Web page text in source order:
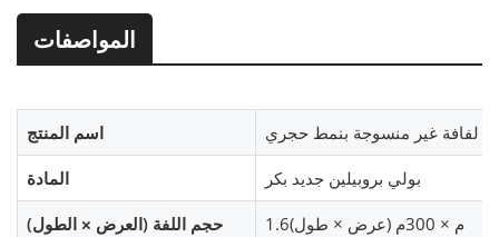
المواصفات
اسم المنتج
المادة بولي بروبيلين جديد بكر
حجم اللفة (العرض × الطول) 1.6م × 300م (عرض × طول)